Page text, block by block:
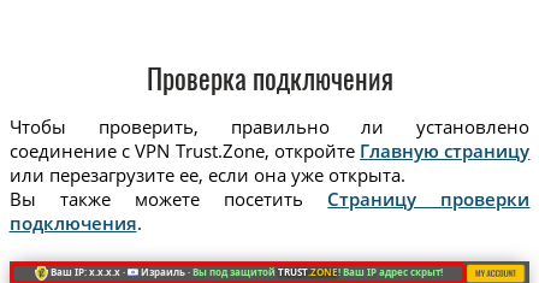
Проверка подключения
Чтобы проверить, правильно ли установлено
соединение с VPN Trust.Zone, откройте Главную страницу
или перезагрузите ее, если она уже открыта.
Вы также можете посетить Страницу проверки
подключения.
Ваш IP: x.x.x.x · Израиль ·Вы под защитойTRUST.ZONE! Ваш IP адрес скрыт!